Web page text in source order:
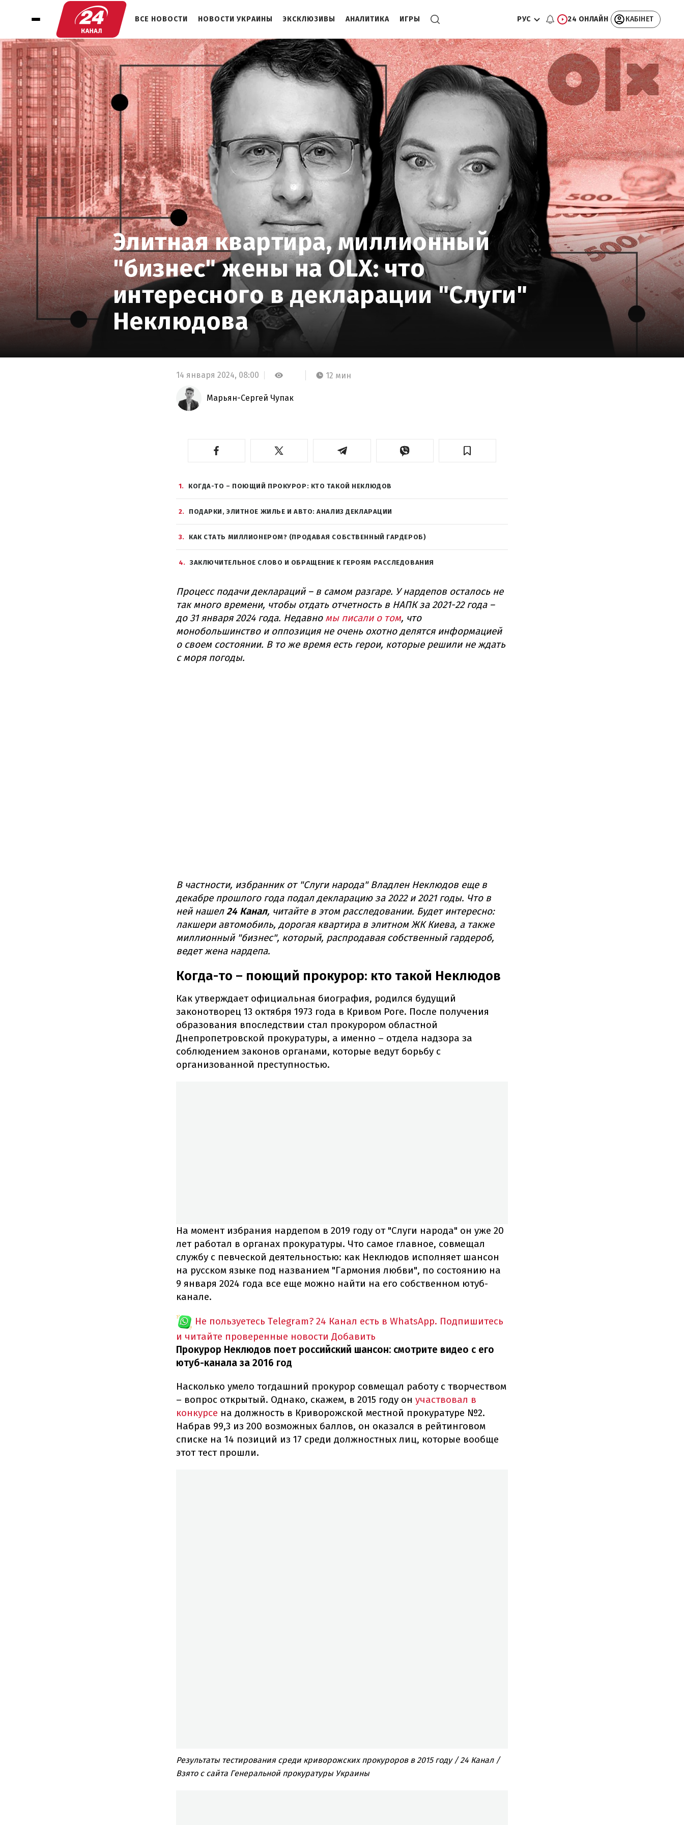
ВСЕ НОВОСТИ НОВОСТИ УКРАИНЫ ЭКСКЛЮЗИВЫ АНАЛИТИКА ИГРЫ РУС 24 ОНЛАЙН КАБІНЕТ
Элитная квартира, миллионный
"бизнес" жены на OLX: что
интересного в декларации "Слуги"
Неклюдова
14 января 2024, 08:00 12 мин
Марьян-Сергей Чупак
1 КОГДА-ТО – ПОЮЩИЙ ПРОКУРОР: КТО ТАКОЙ НЕКЛЮДОВ
2 ПОДАРКИ, ЭЛИТНОЕ ЖИЛЬЕ И АВТО: АНАЛИЗ ДЕКЛАРАЦИИ
3 КАК СТАТЬ МИЛЛИОНЕРОМ? (ПРОДАВАЯ СОБСТВЕННЫЙ ГАРДЕРОБ)
4 ЗАКЛЮЧИТЕЛЬНОЕ СЛОВО И ОБРАЩЕНИЕ К ГЕРОЯМ РАССЛЕДОВАНИЯ
КОГДА-ТО – ПОЮЩИЙ ПРОКУРОР:
КТО ТАКОЙ НЕКЛЮДОВ
ПОДАРКИ, ЭЛИТНОЕ ЖИЛЬЕ И АВТО:
АНАЛИЗ ДЕКЛАРАЦИИ
КАК СТАТЬ МИЛЛИОНЕРОМ?
(ПРОДАВАЯ СОБСТВЕННЫЙ
ГАРДЕРОБ)
4
ЗАКЛЮЧИТЕЛЬНОЕ СЛОВО И
ОБРАЩЕНИЕ К ГЕРОЯМ
РАССЛЕДОВАНИЯ
Процесс подачи деклараций – в самом разгаре. У нардепов осталось не
так много времени, чтобы отдать отчетность в НАПК за 2021-22 года –
до 31 января 2024 года. Недавномы писали о том, что
монобольшинство и оппозиция не очень охотно делятся информацией
о своем состоянии. В то же время есть герои, которые решили не ждать
с моря погоды.
В частности, избранник от "Слуги народа" Владлен Неклюдов еще в
декабре прошлого года подал декларацию за 2022 и 2021 годы. Что в
ней нашел24 Канал, читайте в этом расследовании. Будет интересно:
лакшери автомобиль, дорогая квартира в элитном ЖК Киева, а также
миллионный "бизнес", который, распродавая собственный гардероб,
ведет жена нардепа.
Когда-то – поющий прокурор: кто такой Неклюдов
Как утверждает официальная биография, родился будущий
законотворец 13 октября 1973 года в Кривом Роге. После получения
образования впоследствии стал прокурором областной
Днепропетровской прокуратуры, а именно – отдела надзора за
соблюдением законов органами, которые ведут борьбу с
организованной преступностью.
На момент избрания нардепом в 2019 году от "Слуги народа" он уже 20
лет работал в органах прокуратуры. Что самое главное, совмещал
службу с певческой деятельностью: как Неклюдов исполняет шансон
на русском языке под названием "Гармония любви", по состоянию на
9 января 2024 года все еще можно найти на его собственном ютуб-
канале.
Не пользуетесь Telegram? 24 Канал есть в WhatsApp. Подпишитесь
и читайте проверенные новости Добавить
Прокурор Неклюдов поет российский шансон: смотрите видео с его
ютуб-канала за 2016 год
Насколько умело тогдашний прокурор совмещал работу с творчеством
– вопрос открытый. Однако, скажем, в 2015 году он участвовал в
конкурсе на должность в Криворожской местной прокуратуре №2.
Набрав 99,3 из 200 возможных баллов, он оказался в рейтинговом
списке на 14 позиций из 17 среди должностных лиц, которые вообще
этот тест прошли.
Результаты тестирования среди криворожских прокуроров в 2015 году / 24 Канал /
Взято с сайта Генеральной прокуратуры Украины